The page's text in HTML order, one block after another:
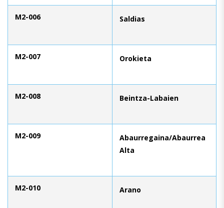
M2-006 Saldias
M2-007 Orokieta
M2-008 Beintza-Labaien
M2-009
Abaurregaina/Abaurrea
Alta
M2-010 Arano